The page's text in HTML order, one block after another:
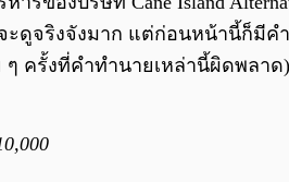
จะดูจริงจังมาก แต่ก่อนหน้านี้ก็
ๆ ครั้งที่คำทำนายเหล่านี้ผิดพลาด)